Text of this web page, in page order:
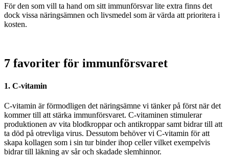
För den som vill ta hand om sitt immunförsvar lite extra finns det
dock vissa näringsämnen och livsmedel som är värda att prioritera i
kosten.
7 favoriter för immunförsvaret
1. C-vitamin
C-vitamin är förmodligen det näringsämne vi tänker på först när det
kommer till att stärka immunförsvaret. C-vitaminen stimulerar
produktionen av vita blodkroppar och antikroppar samt bidrar till att
ta död på otrevliga virus. Dessutom behöver vi C-vitamin för att
skapa kollagen som i sin tur binder ihop celler vilket exempelvis
bidrar till läkning av sår och skadade slemhinnor.